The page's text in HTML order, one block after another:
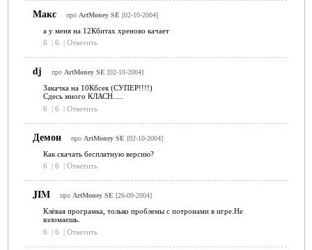
Макс про ArtMoney SE [02-10-2004]
а у меня на 12Кбитах хреново качает
6
| 6 | Ответить
dj про ArtMoney SE [02-10-2004]
Закачка на 10Кбсек (СУПЕР!!!!)
Сдесь много КЛАСН.....
6
| 6 | Ответить
Демон про ArtMoney SE [02-10-2004]
Как скачать бесплатную версию?
6
| 6 | Ответить
JIM про ArtMoney SE [26-09-2004]
Клёвая програмка, только проблемы с потронами в игре.Не
взломаешь.
6
| 6 | Ответить